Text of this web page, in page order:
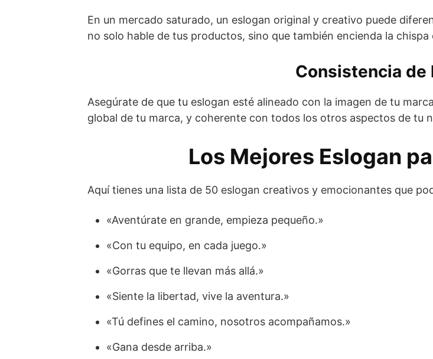
En un mercado saturado, un eslogan original y creativo puede
no solo hable de tus productos, sino que también encienda la
Consistencia de
Asegúrate de que tu eslogan esté alineado con la imagen de tu
global de tu marca, y coherente con todos los otros aspectos de tu
Los Mejores Eslogan
Aquí tienes una lista de 50 eslogan creativos y emocionantes que
«Aventúrate en grande, empieza pequeño.»
«Con tu equipo, en cada juego.»
«Gorras que te llevan más allá.»
«Siente la libertad, vive la aventura.»
«Tú defines el camino, nosotros acompañamos.»
«Gana desde arriba.»